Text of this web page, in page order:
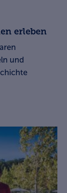
erleben
und